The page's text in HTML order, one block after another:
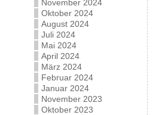
November 2024
Oktober 2024
August 2024
Juli 2024
Mai 2024
April 2024
März 2024
Februar 2024
Januar 2024
November 2023
Oktober 2023